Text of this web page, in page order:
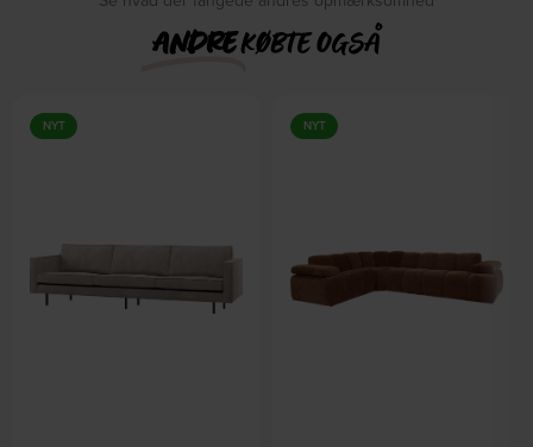
ANDREKØBTE OGSÅ
NYT NYT